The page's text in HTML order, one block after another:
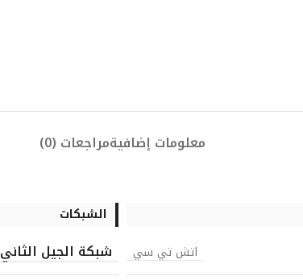
معلومات إضافيةمراجعات (0)
اتش تي سي
الشبكات
شبكة الجيل الثاني